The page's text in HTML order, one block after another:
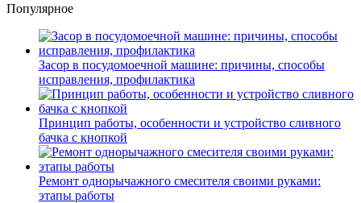
Популярное
Засор в посудомоечной машине: причины, способы
исправления, профилактика
Принцип работы, особенности и устройство сливного
бачка с кнопкой
Ремонт однорычажного смесителя своими руками:
этапы работы